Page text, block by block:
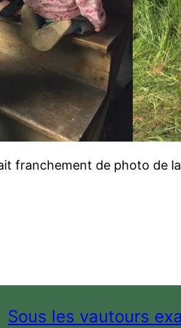
franchement de photo de
Sous les vautours